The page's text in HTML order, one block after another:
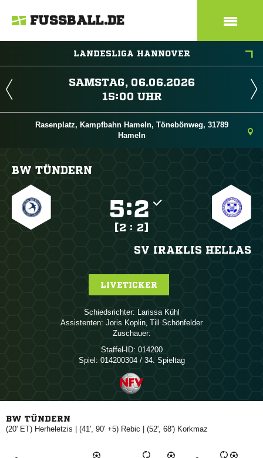
FUSSBALL.DE
LANDESLIGA HANNOVER
 
 
Rasenplatz, Kampfbahn Hameln, Tönebönweg, 31789
Hameln
BW TÜNDERN
:
[2 : 2]
SV IRAKLIS HELLAS
LIVETICKER
Schiedsrichter:  
Assistenten:  ,  
Zuschauer:
Staffel-ID: 014200
Spiel: 014200304 / 34. Spieltag
BW TÜNDERN
(20' ET)  | (41', 90' +5)  | (52', 68') 